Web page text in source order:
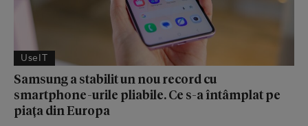
UseIT
Samsung a stabilit un nou record cu
smartphone-urile pliabile. Ce s-a întâmplat pe
piața din Europa